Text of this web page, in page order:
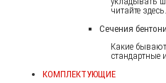
читайте здесь.
Сечения
Какие
стандартные
КОМПЛЕКТУЮЩИЕ